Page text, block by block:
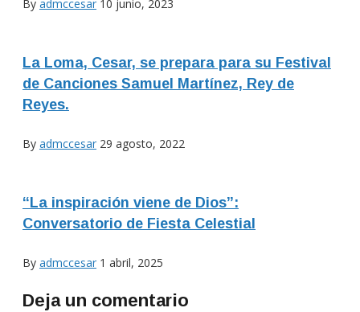
By admccesar 10 junio, 2023
La Loma, Cesar, se prepara para su Festival
de Canciones Samuel Martínez, Rey de
Reyes.
By admccesar 29 agosto, 2022
“La inspiración viene de Dios”:
Conversatorio de Fiesta Celestial
By admccesar 1 abril, 2025
Deja un comentario